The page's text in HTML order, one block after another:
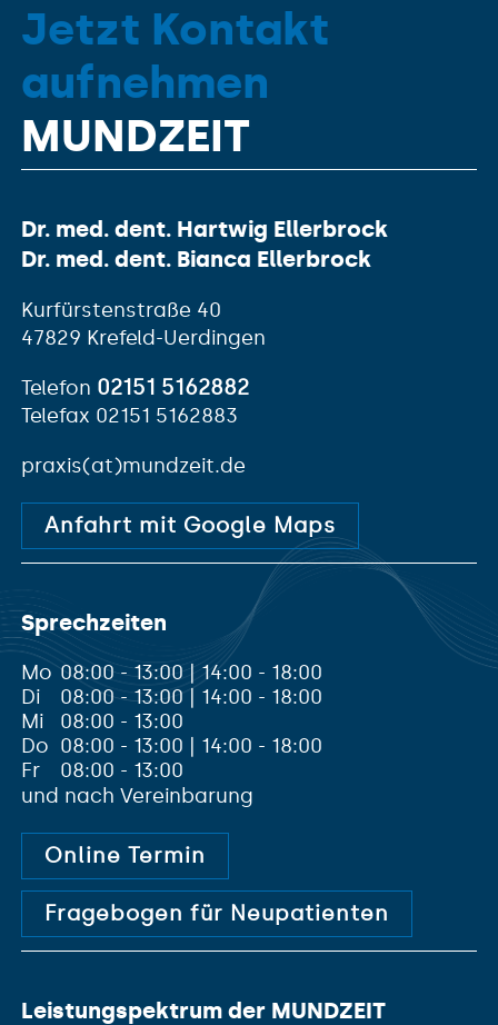
Jetzt Kontakt
aufnehmen
MUNDZEIT
Dr. med. dent. Hartwig Ellerbrock
Dr. med. dent. Bianca Ellerbrock
Kurfürstenstraße 40
47829 Krefeld-Uerdingen
Telefon 02151 5162882
Telefax 02151 5162883
praxis(at)mundzeit.de
Anfahrt mit Google Maps
Sprechzeiten
Mo 08:00 - 13:00 | 14:00 - 18:00
Di
08:00 - 13:00 | 14:00 - 18:00
Mi
08:00 - 13:00
Do 08:00 - 13:00 | 14:00 - 18:00
Fr
08:00 - 13:00
und nach Vereinbarung
Online Termin
Fragebogen für Neupatienten
Leistungspektrum der MUNDZEIT